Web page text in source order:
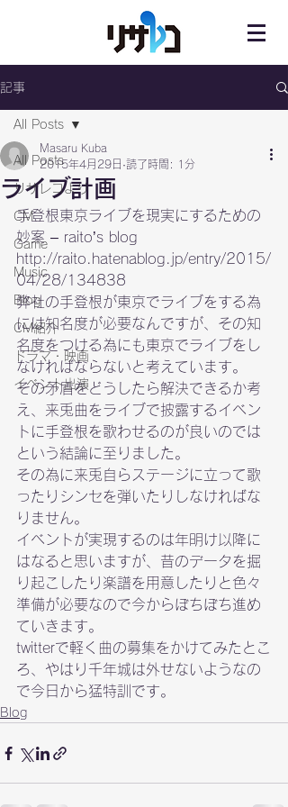
記事
All Posts
リサレコより
CM
Game
Music
Blog
CM紹介
ドラマ・映画
イベント出演
All Posts
ライブ計画
Masaru Kuba
2015年4月29日 読了時間: 1分
手登根東京ライブを現実にするための
http://raito.hatenablog.jp/entry/2015/
04/28/134838
弊社の手登根が東京でライブをする為
には知名度が必要なんですが、その知
名度をつける為にも東京でライブをし
なければならないと考えています。
その矛盾をどうしたら解決できるか考
え、来兎曲をライブで披露するイベン
トに手登根を歌わせるのが良いのでは
という結論に至りました。
その為に来兎自らステージに立って歌
ったりシンセを弾いたりしなければな
りません。
イベントが実現するのは年明け以降に
はなると思いますが、昔のデータを掘
り起こしたり楽譜を用意したりと色々
準備が必要なので今からぼちぼち進め
ていきます。
twitterで軽く曲の募集をかけてみたとこ
ろ、やはり千年城は外せないようなの
で今日から猛特訓です。
Blog